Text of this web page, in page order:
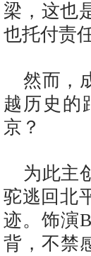
梁，这也
也托付责任
然而，
越历史的
京？
为此主
驼逃回北
迹。饰演
背，不禁